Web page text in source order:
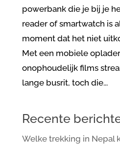
powerbank die je bij je
reader of smartwatch is
moment dat het niet
Met een mobiele
onophoudelijk films
lange busrit, toch die...
Recente
Welke trekking in Nepal